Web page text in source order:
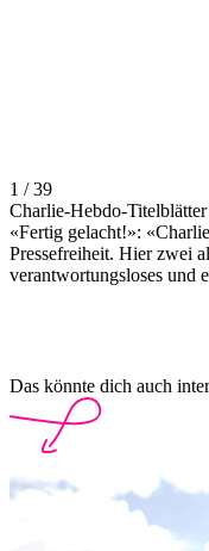
1 / 39
Charlie-Hebdo-Titelblätter
«Fertig gelacht!»:
Pressefreiheit. Hier zwei
verantwortungsloses und
Das könnte dich auch